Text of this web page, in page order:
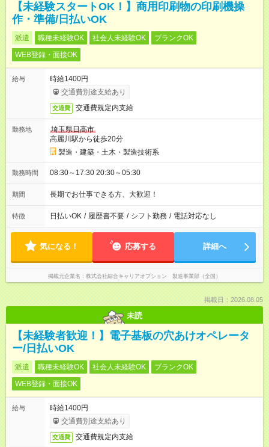
【未経験スタートOK！】商用印刷物の印刷機操
作・準備/日払いOK
派遣 職種未経験OK 社会人未経験OK
ブランクOK
WEB登録・面接OK
給与
時給1400円
交通費別途支給あり
交通費 交通費規定内支給
勤務地
埼玉県日高市
高麗川駅から徒歩20分
製造・建築・土木・製造技術系
勤務時間 08:30～17:30 20:30～05:30
期間 長期でお仕事できる方、大歓迎！
特徴 日払いOK / 履歴書不要 / シフト勤務 / 電話対応なし
気になる！ 応募する 詳細へ
掲載元企業名 株式会社綜合キャリアオプション 製造事業部（全国）
掲載日：2026.08.05
未読
【未経験者歓迎！】電子基板の穴あけオペレータ
ー/日払いOK
派遣 職種未経験OK 社会人未経験OK
ブランクOK
WEB登録・面接OK
給与
時給1400円
交通費別途支給あり
交通費 交通費規定内支給